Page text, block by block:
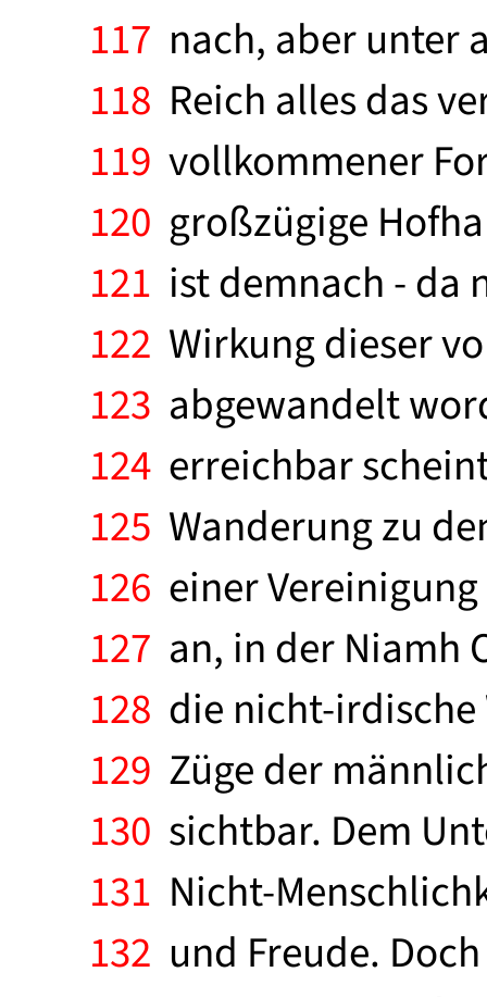
117 nach, aber unter
118 Reich alles das
119 vollkommener
120 großzügige
121 ist demnach - da
122 Wirkung dieser
123 abgewandelt
124 erreichbar
125 Wanderung zu
126 einer
127 an, in der Niamh
128 die nicht-
129 Züge der
130 sichtbar. Dem
131 Nicht-
132 und Freude.